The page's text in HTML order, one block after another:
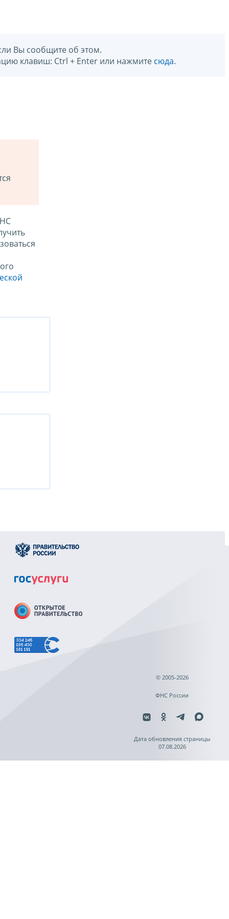
Вы сообщите об этом.
клавиш: Ctrl + Enter или нажмите сюда.
© 2005-2026
ФНС России
Дата обновления страницы
07.08.2026